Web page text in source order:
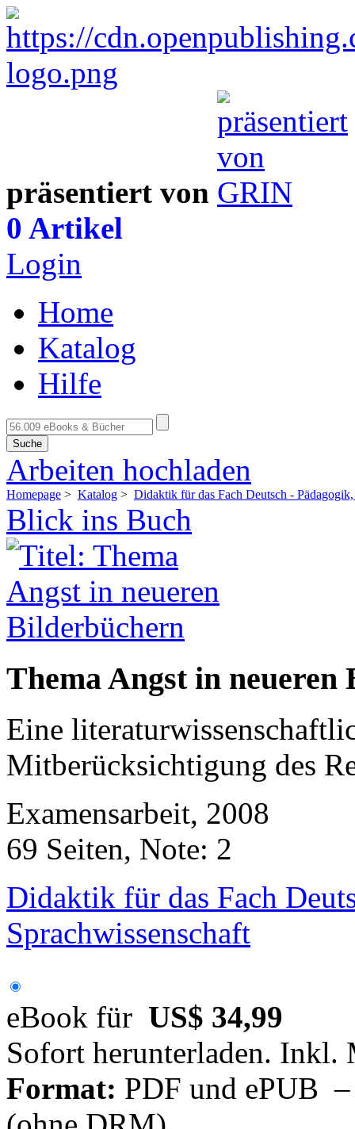
präsentiert von
0 Artikel
Login
Home
Katalog
Hilfe
Suche
Arbeiten hochladen
Homepage > Katalog > Didaktik für das Fach Deutsch -
Blick ins Buch
Thema Angst in
Eine
Mitberücksichtigung des
Examensarbeit, 2008
69 Seiten, Note: 2
Didaktik für das Fach
Sprachwissenschaft
eBook für US$ 34,99
Sofort herunterladen. Inkl.
Format: PDF und ePUB